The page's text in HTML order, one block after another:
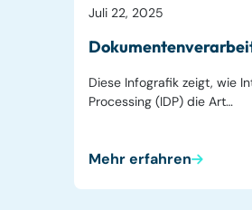
Juli 22, 2025
Diese Infografik zeigt, wie
Processing (IDP) die Art…
Mehr erfahren